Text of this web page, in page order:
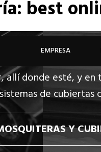
EMPRESA
best
allí donde esté, y
de cubiertas
Y